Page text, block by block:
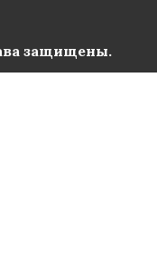
защищены.